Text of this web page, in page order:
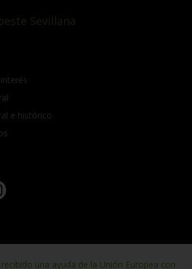
Sevillana
e histórico
una ayuda de la Unión Europea con